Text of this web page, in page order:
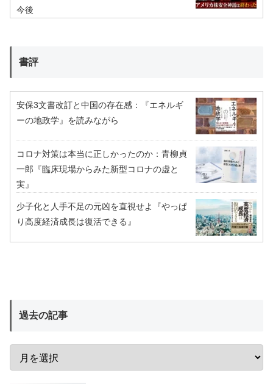
今後
書評
安保3文書改訂と中国の存在感：『エネルギ
ーの地政学』を読みながら
コロナ対策は本当に正しかったのか：青柳貞
一郎『臨床現場からみた新型コロナの虚と
実』
少子化と人手不足の元凶を直視せよ『やっぱ
り高度経済成長は復活できる』
過去の記事